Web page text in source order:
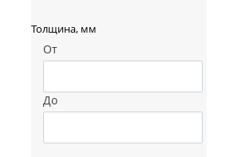
Толщина, мм
От
До